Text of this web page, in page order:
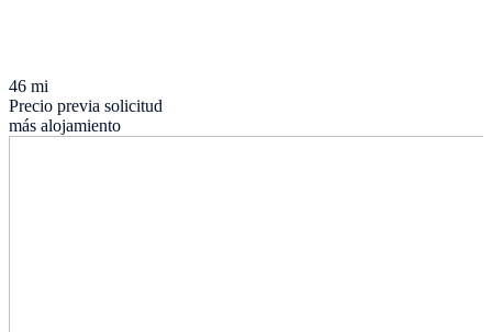
46 mi
Precio previa solicitud
más alojamiento